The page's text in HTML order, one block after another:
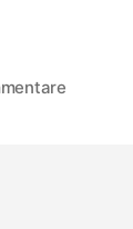
zu